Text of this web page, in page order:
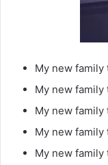
My new family
My new family
My new family
My new family
My new family